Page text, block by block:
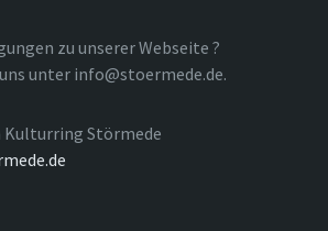
zu unserer Webseite ?
unter info@stoermede.de.
Kulturring Störmede